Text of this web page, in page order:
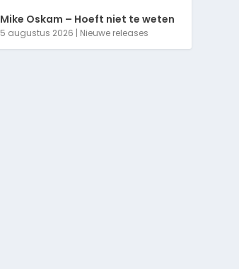
Mike Oskam – Hoeft niet te weten
5 augustus 2026 | Nieuwe releases